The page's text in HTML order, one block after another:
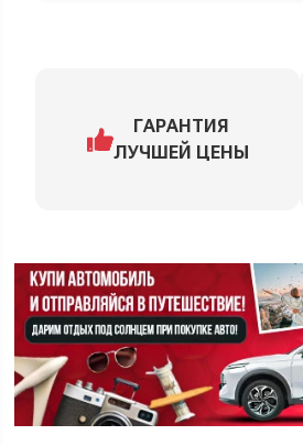
ГАРАНТИЯ
ЛУЧШЕЙ ЦЕНЫ